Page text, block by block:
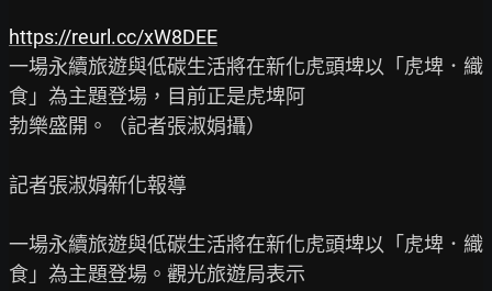
https://reurl.cc/xW8DEE
一場永續旅遊與低碳生活將在新化虎頭埤以「虎埤．織
食」為主題登場，目前正是虎埤阿
勃樂盛開。（記者張淑娟攝）
記者張淑娟∕新化報導
一場永續旅遊與低碳生活將在新化虎頭埤以「虎埤．織
食」為主題登場。觀光旅遊局表示